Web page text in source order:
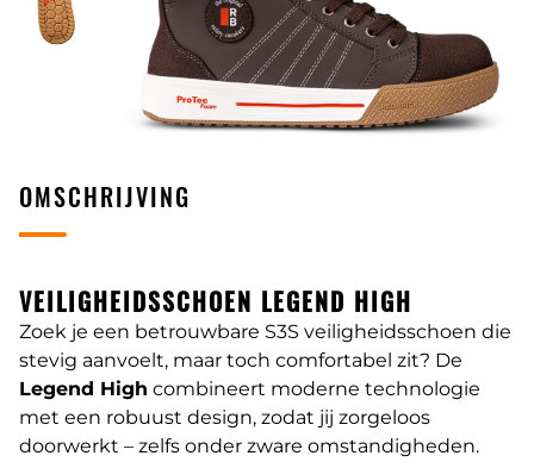
OMSCHRIJVING
VEILIGHEIDSSCHOEN LEGEND HIGH
Zoek je een betrouwbare S3S veiligheidsschoen die
stevig aanvoelt, maar toch comfortabel zit? De
Legend High combineert moderne technologie
met een robuust design, zodat jij zorgeloos
doorwerkt – zelfs onder zware omstandigheden.